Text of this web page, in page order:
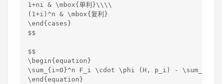
1+ni & \mbox{单利}\\\\
(1+i)^n & \mbox{复利}
\end{cases}
$$
$$
\begin{equation}
\sum _{i=0}^n F_ i \cdot \phi (H, p _i) - \sum_
\end{equation}